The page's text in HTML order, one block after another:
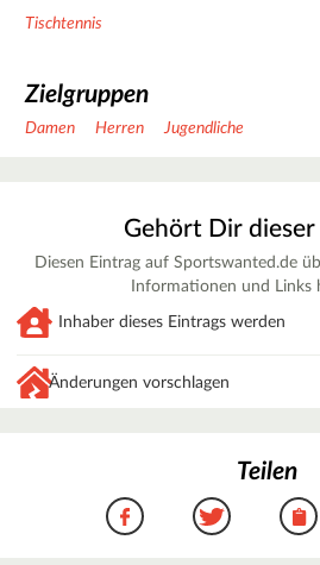
Tischtennis
Zielgruppen
Damen Herren Jugendliche
Gehört Dir dieser
Diesen Eintrag auf Sportswanted.de
Informationen und Links
Inhaber dieses Eintrags werden
Änderungen vorschlagen
Teilen